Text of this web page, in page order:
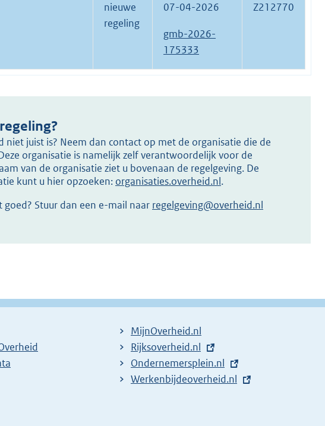
nieuwe
regeling
07-04-2026
gmb-2026-
175333
Z212770
niet juist is? Neem dan contact op met de organisatie die de
organisatie is namelijk zelf verantwoordelijk voor de
van de organisatie ziet u bovenaan de regelgeving. De
kunt u hier opzoeken: organisaties.overheid.nl.
Stuur dan een e-mail naar regelgeving@overheid.nl
MijnOverheid.nl
E
x
t
Rijksoverheid.nl
E
x
Ondernemersplein.nl
E
Werkenbijdeoverheid.nl